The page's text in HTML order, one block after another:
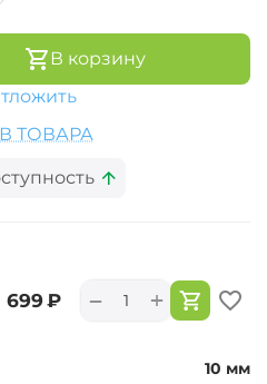
В корзину
ТОВАРА
‍699‍ ₽ +
−
10 мм